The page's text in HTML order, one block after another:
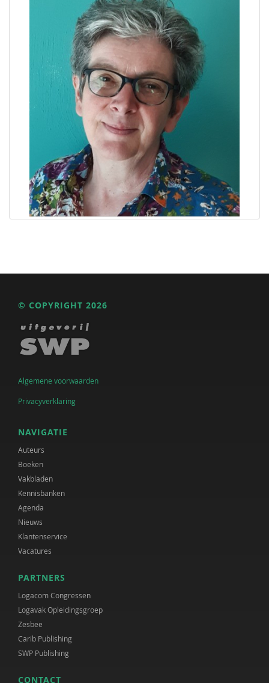
© COPYRIGHT 2026
Algemene voorwaarden
Privacyverklaring
NAVIGATIE
Auteurs
Boeken
Vakbladen
Kennisbanken
Agenda
Nieuws
Klantenservice
Vacatures
PARTNERS
Logacom Congressen
Logavak Opleidingsgroep
Zesbee
Carib Publishing
SWP Publishing
CONTACT